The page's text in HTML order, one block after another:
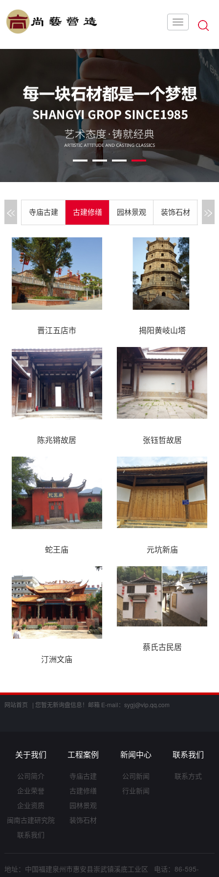
1 2 3 4
寺庙古建 古建修缮 园林景观 装饰石材
晋江五店市 揭阳黄岐山塔
陈兆锵故居 张钰哲故居
蛇王庙 元坑新庙
汀洲文庙
蔡氏古民居
网站首页 | 您暂无新询盘信息！ 邮箱 E-mail： sygj@vip.qq.com
关于我们
公司简介
企业荣誉
企业资质
闽南古建研究院
联系我们
工程案例
寺庙古建
古建修缮
园林景观
装饰石材
新闻中心
公司新闻
行业新闻
联系我们
联系方式
地址：中国福建泉州市惠安县崇武镇溪底工业区 电话：86-595-